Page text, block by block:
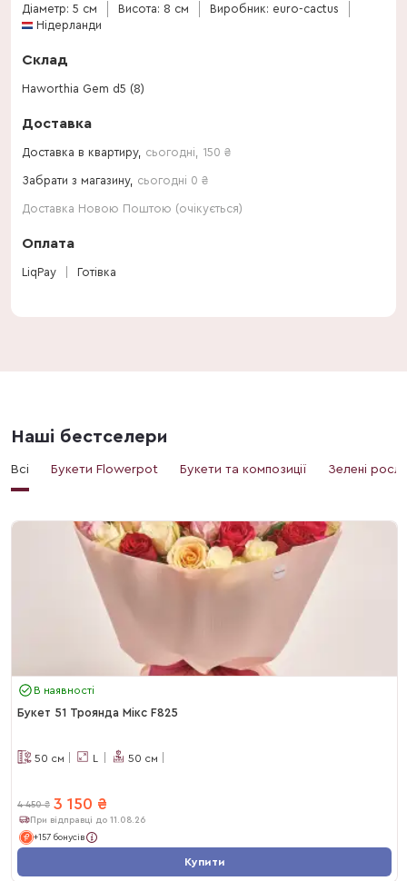
Діаметр: 5 см Висота: 8 см
Виробник: euro-cactus
Нідерланди
Склад
Haworthia Gem d5 (8)
Доставка
Доставка в квартиру, сьогодні 150 ₴
Забрати з магазину, сьогодні 0 ₴
Доставка Новою Поштою (очікується)
Оплата
LiqPay Готівка
Наші бестселери
Всі Букети Flowerpot Букети та композиції Зелені
В наявності
Букет 51 Троянда Мікс F825
50 см L 50 см
4 450 ₴ 3 150 ₴
При відправці до 11.08.26
+157 бонусів
Купити